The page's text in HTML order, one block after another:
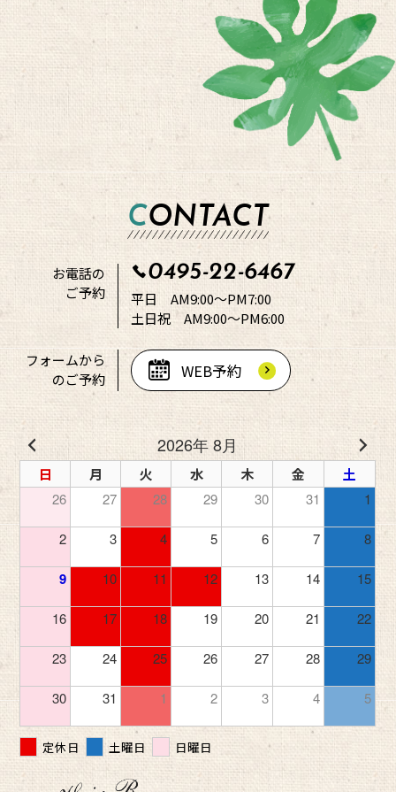
CONTACT
お電話の
ご予約
0495-22-6467
平日 AM9:00～PM7:00
土日祝 AM9:00～PM6:00
フォームから
のご予約
WEB予約
2026年 8月
日 月 火 水 木 金
土
26
27 28 29 30 31 1
2 3 4 5 6 7 8
9 10 11 12 13 14 15
16 17 18 19 20 21 22
23 24 25 26 27 28 29
30 31 1 2 3 4 5
定休日 土曜日 日曜日